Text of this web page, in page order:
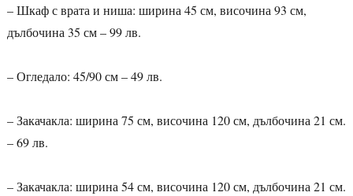
– Шкаф с врата и ниша: ширина 45 см, височина 93 см,
дълбочина 35 см – 99 лв.
– Огледало: 45/90 см – 49 лв.
– Закачакла: ширина 75 см, височина 120 см, дълбочина 21 см.
– 69 лв.
– Закачакла: ширина 54 см, височина 120 см, дълбочина 21 см.